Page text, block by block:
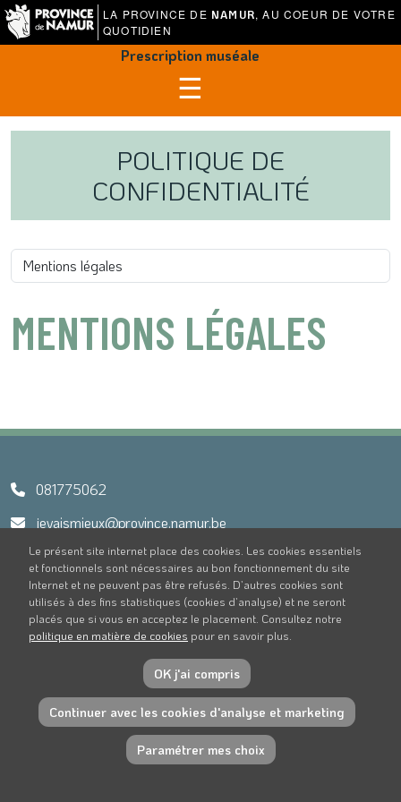
LA PROVINCE DE NAMUR, AU COEUR DE VOTRE
QUOTIDIEN
Prescription muséale
☰
POLITIQUE DE
CONFIDENTIALITÉ
Changer de page
MENTIONS LÉGALES
081775062
jevaismieux@province.namur.be
Protection des données et cookies
Mentions légales
© Province de Namur. Tous droits réservés.
Le présent site internet place des cookies. Les cookies essentiels
et fonctionnels sont nécessaires au bon fonctionnement du site
Internet et ne peuvent pas être refusés. D’autres cookies sont
utilisés à des fins statistiques (cookies d’analyse) et ne seront
placés que si vous en acceptez le placement. Consultez notre
politique en matière de cookies pour en savoir plus.
OK j'ai compris
Continuer avec les cookies d'analyse et marketing
Paramétrer mes choix